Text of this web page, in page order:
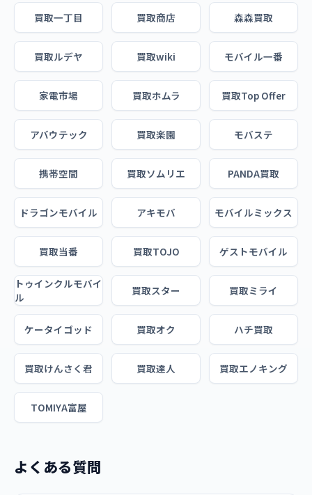
買取一丁目 買取商店 森森買取
買取ルデヤ 買取wiki モバイル一番
家電市場 買取ホムラ 買取Top Offer
アバウテック 買取楽園 モバステ
携帯空間 買取ソムリエ PANDA買取
ドラゴンモバイル アキモバ モバイルミックス
買取当番 買取TOJO ゲストモバイル
トゥインクルモバイ
ル
買取スター 買取ミライ
ケータイゴッド 買取オク ハチ買取
買取けんさく君 買取達人 買取エノキング
TOMIYA富屋
よくある質問